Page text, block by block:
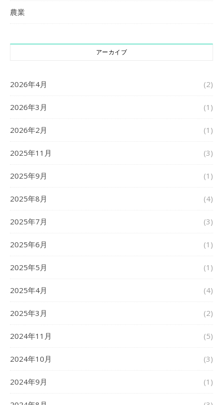
農業
アーカイブ
2026年4月 (2)
2026年3月 (1)
2026年2月 (1)
2025年11月 (3)
2025年9月 (1)
2025年8月 (4)
2025年7月 (3)
2025年6月 (1)
2025年5月 (1)
2025年4月 (4)
2025年3月 (2)
2024年11月 (5)
2024年10月 (3)
2024年9月 (1)